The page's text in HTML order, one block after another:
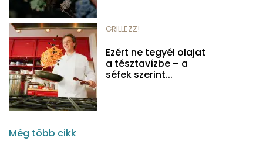
GRILLEZZ!
Ezért ne tegyél olajat
a tésztavízbe – a
séfek szerint...
Még több cikk